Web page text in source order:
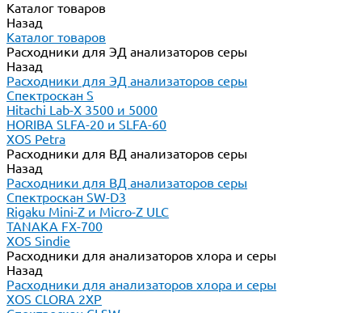
Каталог товаров
Назад
Каталог товаров
Расходники для ЭД анализаторов серы
Назад
Расходники для ЭД анализаторов серы
Спектроскан S
Hitachi Lab-X 3500 и 5000
HORIBA SLFA-20 и SLFA-60
XOS Petra
Расходники для ВД анализаторов серы
Назад
Расходники для ВД анализаторов серы
Спектроскан SW-D3
Rigaku Mini-Z и Micro-Z ULC
TANAKA FX-700
XOS Sindie
Расходники для анализаторов хлора и серы
Назад
Расходники для анализаторов хлора и серы
XOS CLORA 2XP